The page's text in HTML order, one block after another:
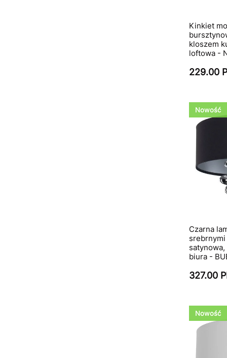
Kinkiet
kloszem
loftowa -
229.00
Nowość
Czarna
biura -
327.00
Nowość